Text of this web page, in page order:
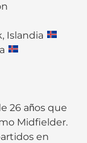
Islandia
26 años que
Midfielder.
en